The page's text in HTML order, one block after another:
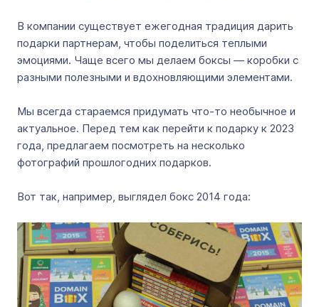
В компании существует ежегодная традиция дарить
подарки партнерам, чтобы поделиться теплыми
эмоциями. Чаще всего мы делаем боксы — коробки с
разными полезными и вдохновляющими элементами.
Мы всегда стараемся придумать что-то необычное и
актуальное. Перед тем как перейти к подарку к 2023
года, предлагаем посмотреть на несколько
фотографий прошлогодних подарков.
Вот так, например, выглядел бокс 2014 года: